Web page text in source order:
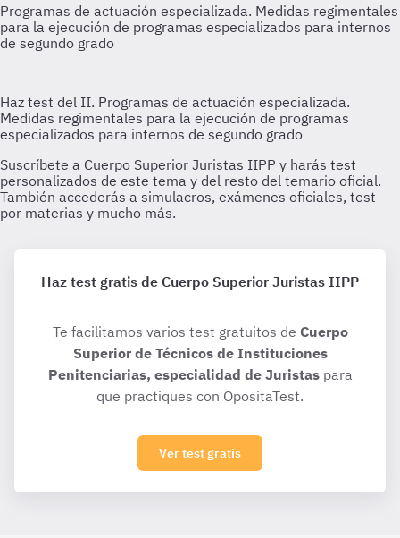
Haz test gratis de Cuerpo Superior Juristas IIPP
Te facilitamos varios test gratuitos de Cuerpo
Superior de Técnicos de Instituciones
Penitenciarias, especialidad de Juristaspara
que practiques con OpositaTest.
Ver test gratis